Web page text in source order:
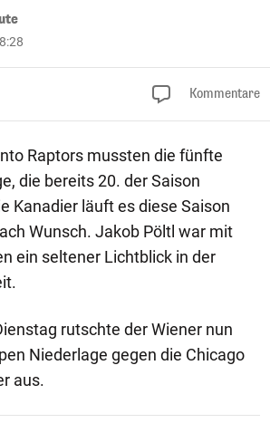
Kommentare
Raptors mussten die fünfte
die bereits 20. der Saison
Kanadier läuft es diese Saison
Wunsch. Jakob Pöltl war mit
ein seltener Lichtblick in der
rutschte der Wiener nun
Niederlage gegen die Chicago
aus.